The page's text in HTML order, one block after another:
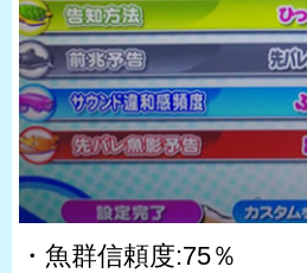
・魚群信頼度:75％